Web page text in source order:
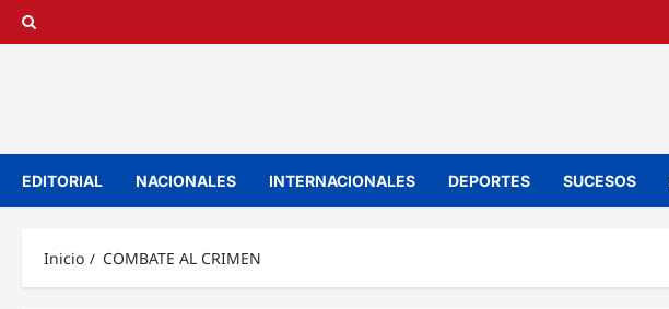
Saltar
EDITORIAL NACIONALES INTERNACIONALES DEPORTES SUCESOS
Inicio COMBATE AL CRIMEN